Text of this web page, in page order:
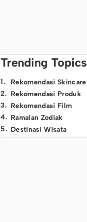
Trending Topics
1.
Rekomendasi Skincare
2. Rekomendasi Produk
3. Rekomendasi Film
4. Ramalan Zodiak
5. Destinasi Wisata